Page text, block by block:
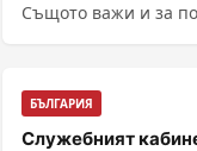
Същото важи и за
БЪЛГАРИЯ
Служебният